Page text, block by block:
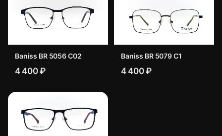
Baniss BR 5056 C02
4 400 ₽
Baniss BR 5079 C1
4 400 ₽